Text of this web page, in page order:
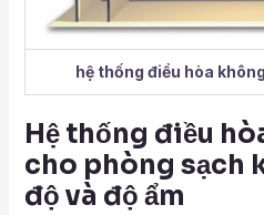
hệ thống điều hòa
Hệ thống điều
cho phòng sạch
độ và độ ẩm